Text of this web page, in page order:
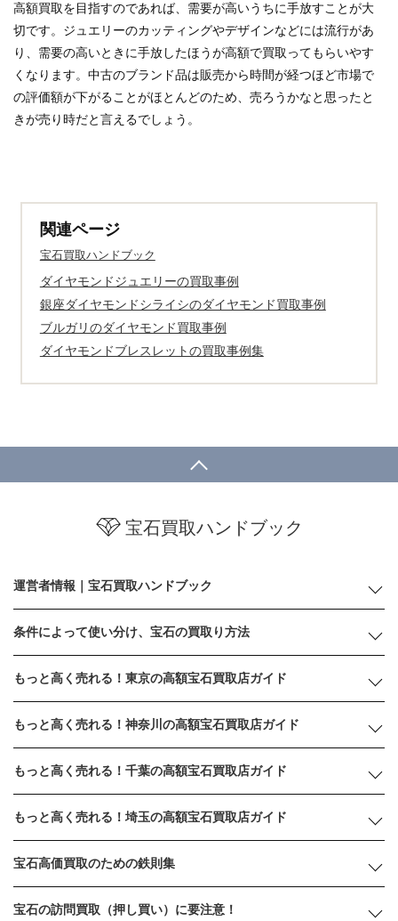
高額買取を目指すのであれば、需要が高いうちに手放すことが大
切です。ジュエリーのカッティングやデザインなどには流行があ
り、需要の高いときに手放したほうが高額で買取ってもらいやす
くなります。中古のブランド品は販売から時間が経つほど市場で
の評価額が下がることがほとんどのため、売ろうかなと思ったと
きが売り時だと言えるでしょう。
関連ページ
宝石買取ハンドブック
ダイヤモンドジュエリーの買取事例
銀座ダイヤモンドシライシのダイヤモンド買取事例
ブルガリのダイヤモンド買取事例
ダイヤモンドブレスレットの買取事例集
宝石買取ハンドブック
運営者情報｜宝石買取ハンドブック
条件によって使い分け、宝石の買取り方法
もっと高く売れる！東京の高額宝石買取店ガイド
もっと高く売れる！神奈川の高額宝石買取店ガイド
もっと高く売れる！千葉の高額宝石買取店ガイド
もっと高く売れる！埼玉の高額宝石買取店ガイド
宝石高価買取のための鉄則集
宝石の訪問買取（押し買い）に要注意！